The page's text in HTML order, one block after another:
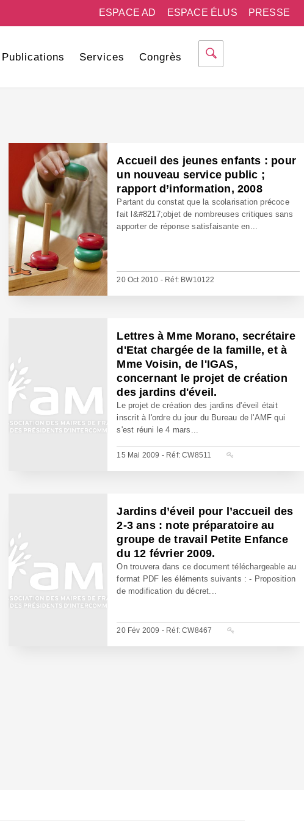
PRESSE
ESPACE ÉLUS
ESPACE AD
Publications Services Congrès
Accueil des jeunes enfants : pour
un nouveau service public ;
rapport d’information, 2008
Partant du constat que la scolarisation précoce
fait l&#8217;objet de nombreuses critiques sans
apporter de réponse satisfaisante en...
20 Oct 2010 - Réf: BW10122
Lettres à Mme Morano, secrétaire
d'Etat chargée de la famille, et à
Mme Voisin, de l'IGAS,
concernant le projet de création
des jardins d'éveil.
Le projet de création des jardins d'éveil était
inscrit à l'ordre du jour du Bureau de l'AMF qui
s'est réuni le 4 mars...
15 Mai 2009 - Réf: CW8511
Jardins d’éveil pour l’accueil des
2-3 ans : note préparatoire au
groupe de travail Petite Enfance
du 12 février 2009.
On trouvera dans ce document téléchargeable au
format PDF les éléments suivants : - Proposition
de modification du décret...
20 Fév 2009 - Réf: CW8467